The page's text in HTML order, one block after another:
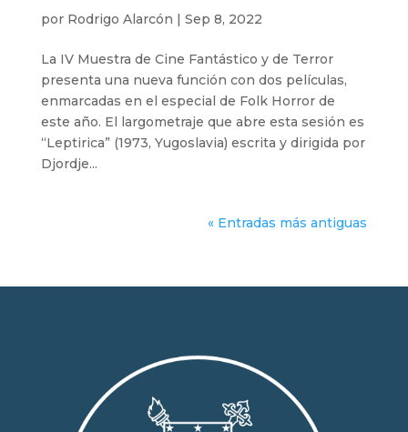
por Rodrigo Alarcón | Sep 8, 2022
La IV Muestra de Cine Fantástico y de Terror
presenta una nueva función con dos películas,
enmarcadas en el especial de Folk Horror de
este año. El largometraje que abre esta sesión es
“Leptirica” (1973, Yugoslavia) escrita y dirigida por
Djordje...
« Entradas más antiguas